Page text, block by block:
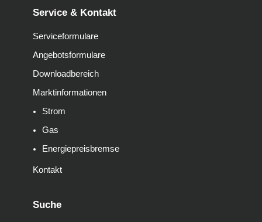
Service & Kontakt
Serviceformulare
Angebotsformulare
Downloadbereich
Marktinformationen
Strom
Gas
Energiepreisbremse
Kontakt
Suche